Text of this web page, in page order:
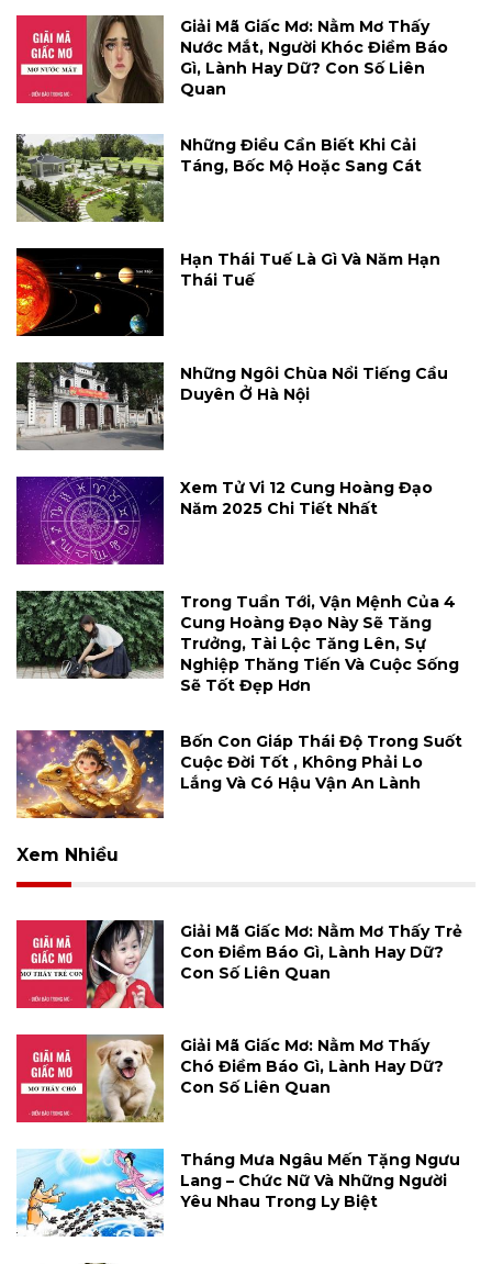
Giải Mã Giấc Mơ: Nằm Mơ Thấy
Nước Mắt, Người Khóc Điềm Báo
Gì, Lành Hay Dữ? Con Số Liên
Quan
Những Điều Cần Biết Khi Cải
Táng, Bốc Mộ Hoặc Sang Cát
Hạn Thái Tuế Là Gì Và Năm Hạn
Thái Tuế
Những Ngôi Chùa Nổi Tiếng Cầu
Duyên Ở Hà Nội
Xem Tử Vi 12 Cung Hoàng Đạo
Năm 2025 Chi Tiết Nhất
Trong Tuần Tới, Vận Mệnh Của 4
Cung Hoàng Đạo Này Sẽ Tăng
Trưởng, Tài Lộc Tăng Lên, Sự
Nghiệp Thăng Tiến Và Cuộc Sống
Sẽ Tốt Đẹp Hơn
Bốn Con Giáp Thái Độ Trong Suốt
Cuộc Đời Tốt , Không Phải Lo
Lắng Và Có Hậu Vận An Lành
Xem Nhiều
Giải Mã Giấc Mơ: Nằm Mơ Thấy Trẻ
Con Điềm Báo Gì, Lành Hay Dữ?
Con Số Liên Quan
Giải Mã Giấc Mơ: Nằm Mơ Thấy
Chó Điềm Báo Gì, Lành Hay Dữ?
Con Số Liên Quan
Tháng Mưa Ngâu Mến Tặng Ngưu
Lang – Chức Nữ Và Những Người
Yêu Nhau Trong Ly Biệt